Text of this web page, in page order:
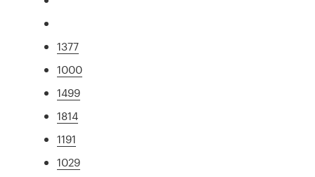
1377
1000
1499
1814
1191
1029